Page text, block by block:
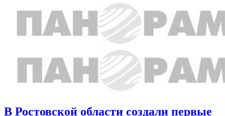
В Ростовской области создали первые